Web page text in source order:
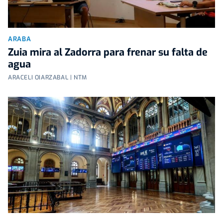
ARABA
Zuia mira al Zadorra para frenar su falta de
agua
ARACELI OIARZABAL | NTM